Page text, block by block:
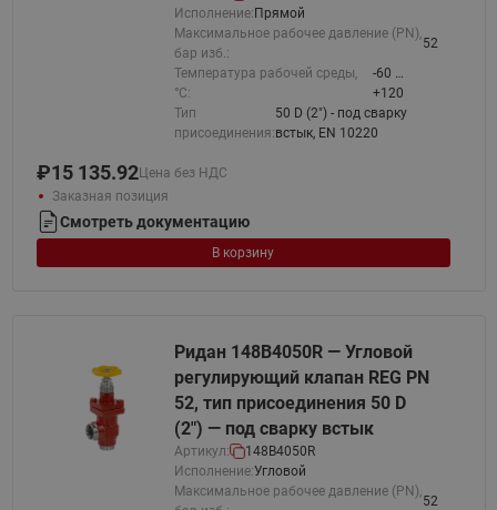
Исполнение: Прямой
Максимальное рабочее давление (PN),
бар изб.:
52
Температура рабочей среды,
°С:
-60 …
+120
Тип
присоединения:
50 D (2") - под сварку
встык, EN 10220
₽15 135.92Цена без НДС
Заказная позиция
Смотреть документацию
В корзину
Ридан 148B4050R — Угловой
регулирующий клапан REG PN
52, тип присоединения 50 D
(2") — под сварку встык
Артикул:
148B4050R
Исполнение:Угловой
Максимальное рабочее давление (PN),
52